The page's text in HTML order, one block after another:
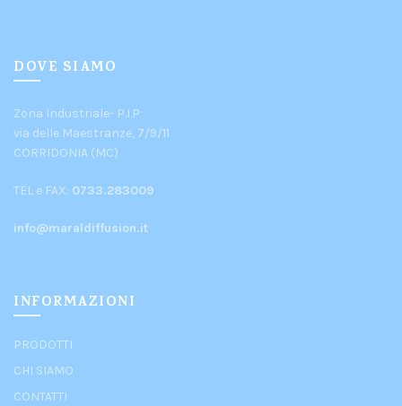
DOVE SIAMO
Zona Industriale- P.I.P
via delle Maestranze, 7/9/11
CORRIDONIA (MC)
TEL e FAX: 0733.283009
info@maraldiffusion.it
INFORMAZIONI
PRODOTTI
CHI SIAMO
CONTATTI